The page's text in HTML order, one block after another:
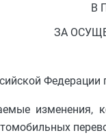
В
ЗА
Федерации
изменения,